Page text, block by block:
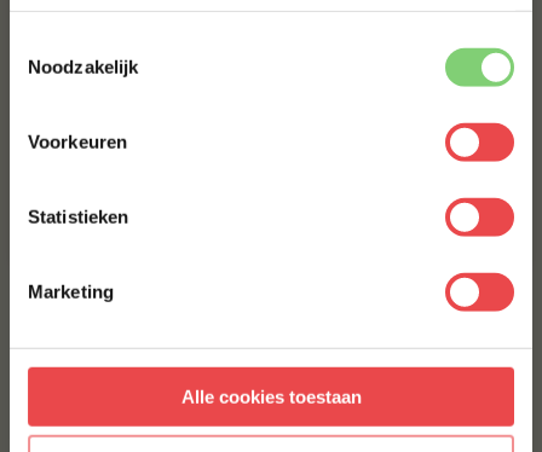
Noodzakelijk
Voorkeuren
Statistieken
Marketing
Alle cookies toestaan
Contact
deveelgestelde vragen
. Staat jouw vraag hier niet
, of stuur
. We helpen je graag!
JALAPEÑO CHEDDAR WORST HOME MADE
TEXAS STYLE
ACHTERNAAM
* Alleen voor nieuwe inschrijvers, korting niet geldig op reeds
afgeprijsde producten.